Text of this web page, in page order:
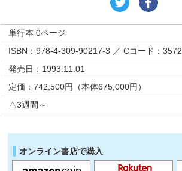
単行本 0ページ
ISBN：978-4-309-90217-3 ／ Cコード：3572
発売日：1993.11.01
定価：742,500円（本体675,000円）
△3週間～
オンライン書店で購入